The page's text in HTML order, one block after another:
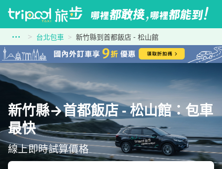
台北包車 新竹縣到首都飯店 - 松山館
新竹縣→首都飯店 - 松山館：包車
最快
線上即時試算價格